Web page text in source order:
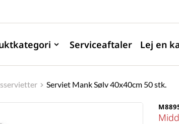
Serviceaftaler Lej en
Serviet Mank Sølv 40x40cm 50 stk.